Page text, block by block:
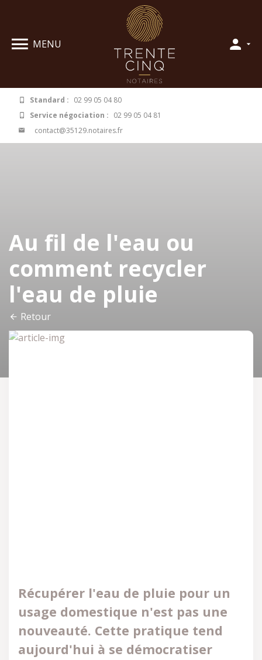
MENU
Standard : 02 99 05 04 80
Service négociation : 02 99 05 04 81
contact@35129.notaires.fr
Au fil de l'eau ou
comment recycler
l'eau de pluie
Retour
Récupérer l'eau de pluie pour un
usage domestique n'est pas une
nouveauté. Cette pratique tend
aujourd'hui à se démocratiser
Panneau de gestion des cookies